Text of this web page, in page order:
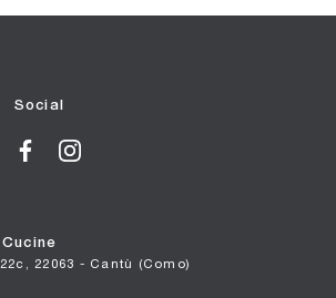
Social
22063 - Cantù (Como)